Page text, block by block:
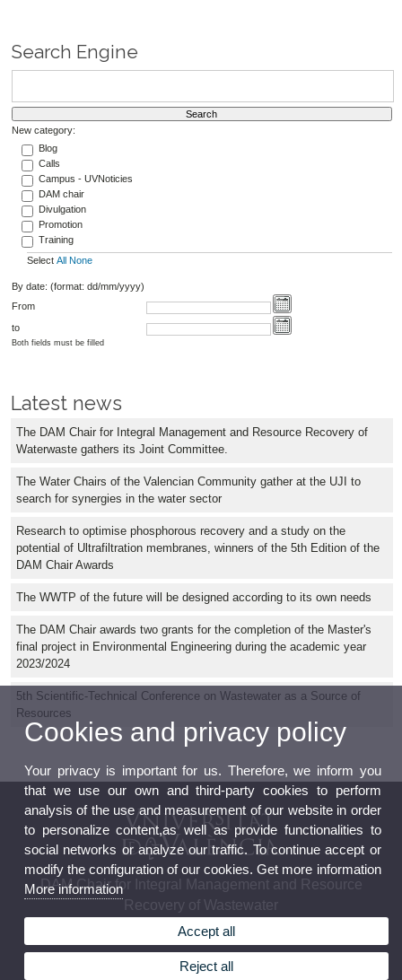
Search Engine
New category:
Blog
Calls
Campus - UVNoticies
DAM chair
Divulgation
Promotion
Training
Select All None
By date: (format: dd/mm/yyyy)
From
to
Both fields must be filled
Latest news
The DAM Chair for Integral Management and Resource Recovery of
Waterwaste gathers its Joint Committee.
The Water Chairs of the Valencian Community gather at the UJI to
search for synergies in the water sector
Research to optimise phosphorous recovery and a study on the
potential of Ultrafiltration membranes, winners of the 5th Edition of the
DAM Chair Awards
The WWTP of the future will be designed according to its own needs
The DAM Chair awards two grants for the completion of the Master's
final project in Environmental Engineering during the academic year
2023/2024
5th Scientific-Technical Conference on Wastewater as a Source of
Resources
DAM Chair for Integral Management and Resource
Recovery of Wastewater
Cookies and privacy policy
Your privacy is important for us. Therefore, we inform you
that we use our own and third-party cookies to perform
analysis of the use and measurement of our website in order
to personalize content,as well as provide functionalities to
social networks or analyze our traffic. To continue accept or
modify the configuration of our cookies. Get more information
More information
Accept all
Reject all